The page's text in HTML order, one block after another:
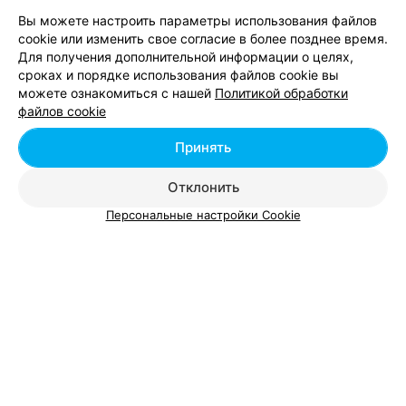
впечатлениями.
Добавить компанию
Добавить специалиста
Вы можете настроить параметры использования файлов
cookie или изменить свое согласие в более позднее время.
Для получения дополнительной информации о целях,
сроках и порядке использования файлов cookie вы
можете ознакомиться с нашей Политикой обработки
файлов cookie
Отклонить
Принять
Персональные настройки Cookie